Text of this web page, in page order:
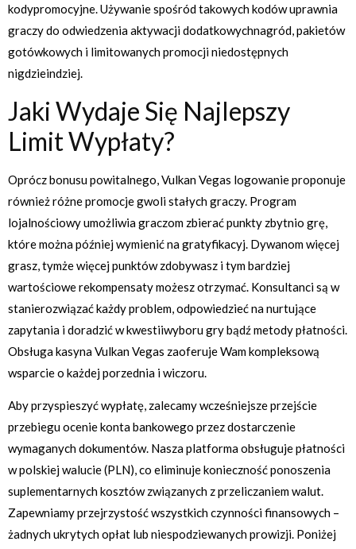
kodypromocyjne. Używanie spośród takowych kodów uprawnia
graczy do odwiedzenia aktywacji dodatkowychnagród, pakietów
gotówkowych i limitowanych promocji niedostępnych
nigdzieindziej.
Jaki Wydaje Się Najlepszy
Limit Wypłaty?
Oprócz bonusu powitalnego, Vulkan Vegas logowanie proponuje
również różne promocje gwoli stałych graczy. Program
lojalnościowy umożliwia graczom zbierać punkty zbytnio grę,
które można później wymienić na gratyfikacyj. Dywanom więcej
grasz, tymże więcej punktów zdobywasz i tym bardziej
wartościowe rekompensaty możesz otrzymać. Konsultanci są w
stanierozwiązać każdy problem, odpowiedzieć na nurtujące
zapytania i doradzić w kwestiiwyboru gry bądź metody płatności.
Obsługa kasyna Vulkan Vegas zaoferuje Wam kompleksową
wsparcie o każdej porzednia i wiczoru.
Aby przyspieszyć wypłatę, zalecamy wcześniejsze przejście
przebiegu ocenie konta bankowego przez dostarczenie
wymaganych dokumentów. Nasza platforma obsługuje płatności
w polskiej walucie (PLN), co eliminuje konieczność ponoszenia
suplementarnych kosztów związanych z przeliczaniem walut.
Zapewniamy przejrzystość wszystkich czynności finansowych –
żadnych ukrytych opłat lub niespodziewanych prowizji. Poniżej